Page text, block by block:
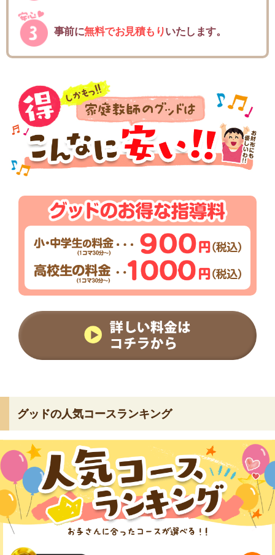
事前に無料でお見積もりいたします。
グッドの人気コースランキング